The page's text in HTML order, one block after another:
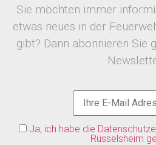
Sie möchten immer
etwas neues in der
gibt? Dann abonnieren Sie
Ja, ich habe die
Rüsselsheim